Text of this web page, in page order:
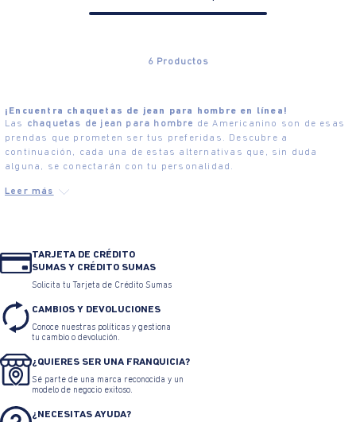
6 Productos
¡Encuentra chaquetas de jean para hombre en línea!
Las
chaquetas de jean para hombre de Americanino son de esas
prendas que prometen ser tus preferidas. Descubre a
continuación, cada una de estas alternativas que, sin duda
alguna, se conectarán con tu personalidad.
TARJETA DE CRÉDITO
SUMAS Y CRÉDITO SUMAS
Solicita tu Tarjeta de Crédito Sumas
CAMBIOS Y DEVOLUCIONES
Conoce nuestras políticas y gestiona
tu cambio o devolución.
¿QUIERES SER UNA FRANQUICIA?
Sé parte de una marca reconocida y un
modelo de negocio exitoso.
¿NECESITAS AYUDA?